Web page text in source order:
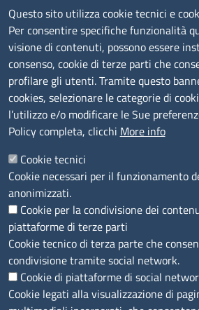
SERVIZIO REALIZZATO DA
SEGUICI SU
MENÙ PRIVACY
Note legali Privacy e cookie policy
© 2023 SNI
Questo sito utilizza cookie tecnici e
Per consentire specifiche funzionalità
visione di contenuti, possono essere
consenso, cookie di terze parti che
profilare gli utenti. Tramite questo
cookies, selezionare le categorie di
l’utilizzo e/o modificare le Sue
Policy completa, clicchi More info
Cookie tecnici
Cookie necessari per il funzionamento
anonimizzati.
Cookie per la condivisione dei
piattaforme di terze parti
Cookie tecnico di terza parte che
condivisione tramite social network.
Cookie di piattaforme di social
Cookie legati alla visualizzazione di